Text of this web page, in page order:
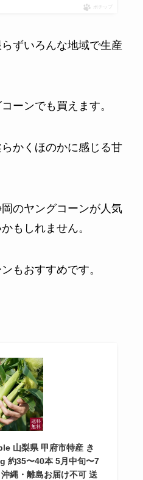
ポチップ
ずいろんな地域で生産
ーンでも買えます。
かくほのかに感じる甘
のヤングコーンが人気
もしれません。
もおすすめです。
山梨県 甲府市特産 き
約35〜40本 5月中旬〜7
縄・離島お届け不可 送